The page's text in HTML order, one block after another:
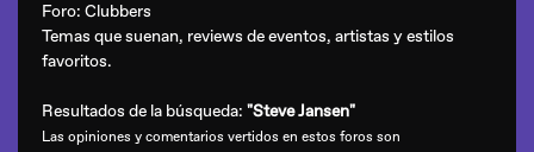
Foro: Clubbers
Temas que suenan, reviews de eventos, artistas y estilos
favoritos.
Resultados de la búsqueda: "Steve Jansen"
Las opiniones y comentarios vertidos en estos foros son